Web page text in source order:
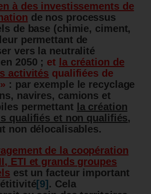
à des investissements de
de nos processus
de base (chimie, ciment,
permettant de
vers la neutralité
2050 ; et
la création de
activités qualifiées de
: par exemple le recyclage
navires, camions et
permettant
la création
qualifiés et non qualifiés,
non délocalisables.
de la coopération
ETI et grands groupes
est un facteur important
[9] . Cela